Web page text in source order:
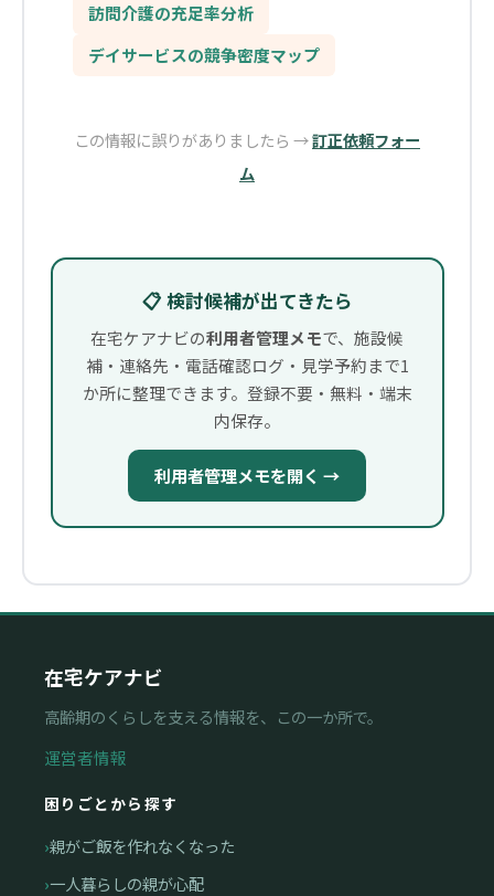
訪問介護の充足率分析
デイサービスの競争密度マップ
この情報に誤りがありましたら →訂正依頼フォー
ム
📋 検討候補が出てきたら
在宅ケアナビの利用者管理メモで、施設候
補・連絡先・電話確認ログ・見学予約まで1
か所に整理できます。登録不要・無料・端末
内保存。
利用者管理メモを開く →
在宅ケアナビ
高齢期のくらしを支える情報を、この一か所で。
運営者情報
困りごとから探す
親がご飯を作れなくなった
一人暮らしの親が心配